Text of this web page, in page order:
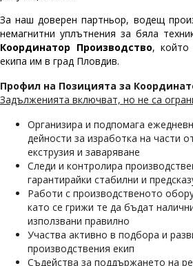
За наш доверен партньор, водещ
немагнитни уплътнения за бяла
Координатор Производство,
екипа им в град Пловдив.
Профил на Позицията за
Задълженията включват, но не са
Организира и подпомага
дейности за изработка на части
екструзия и заваряване
Следи и контролира
гарантирайки стабилни и
Работи с производственото
като се грижи те да бъдат
използвани правилно
Участва активно в подбора и
производствения екип
Съдейства за поддържането на